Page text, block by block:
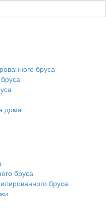
бруса
дома
бруса
бруса